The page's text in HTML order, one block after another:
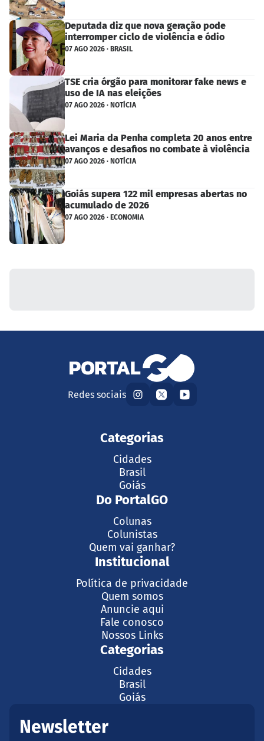
Deputada diz que nova geração pode
interromper ciclo de violência e ódio
07 AGO 2026 · BRASIL
TSE cria órgão para monitorar fake news e
uso de IA nas eleições
07 AGO 2026 · NOTÍCIA
Lei Maria da Penha completa 20 anos entre
avanços e desafios no combate à violência
07 AGO 2026 · NOTÍCIA
Goiás supera 122 mil empresas abertas no
acumulado de 2026
07 AGO 2026 · ECONOMIA
Redes sociais
Categorias
Cidades
Brasil
Goiás
Do PortalGO
Colunas
Colunistas
Quem vai ganhar?
Institucional
Política de privacidade
Quem somos
Anuncie aqui
Fale conosco
Nossos Links
Categorias
Cidades
Brasil
Goiás
Newsletter